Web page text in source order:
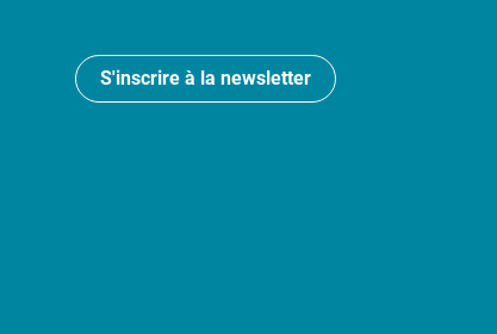
S'inscrire à la newsletter